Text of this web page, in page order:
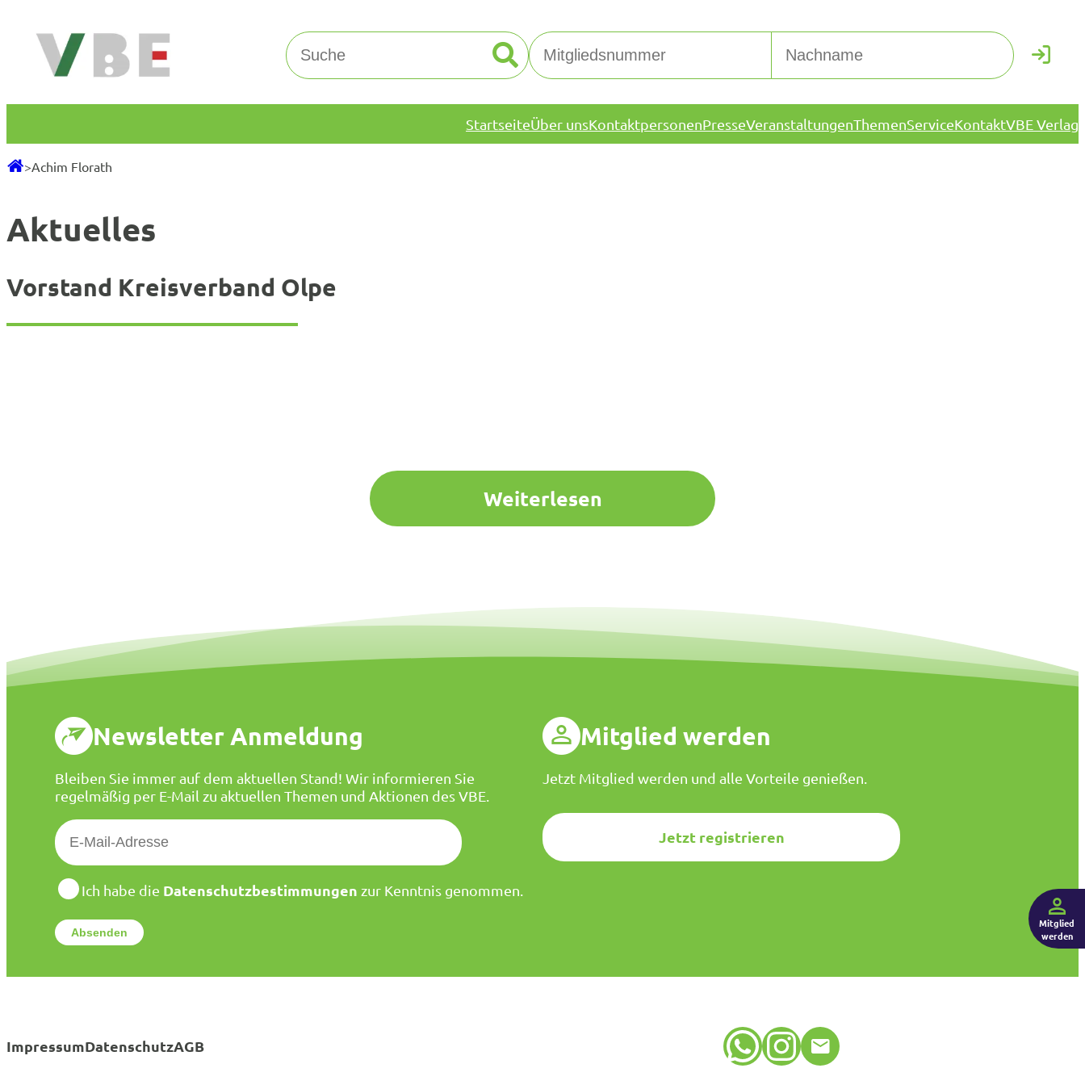
Inhalt
springen
Suchen
StartseiteÜber unsKontaktpersonenPresseVeranstaltungenThemenServiceKontaktVBE Verlag
>Achim Florath
Aktuelles
Vorstand Kreisverband Olpe
Weiterlesen
Newsletter Anmeldung
Bleiben Sie immer auf dem aktuellen Stand! Wir informieren Sie
regelmäßig per E-Mail zu aktuellen Themen und Aktionen des VBE.
E
-
M
a
l
*
D
t
e
z
Ich habe die Datenschutzbestimmungen zur Kenntnis genommen.
Mitglied werden
Jetzt Mitglied werden und alle Vorteile genießen.
Jetzt registrieren
ImpressumDatenschutzAGB WhatsApp Instagram E-Mail
Mitglied
werden